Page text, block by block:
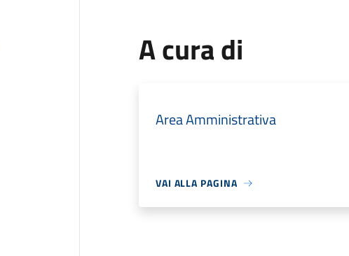
A cura di
Area Amministrativa
VAI ALLA PAGINA